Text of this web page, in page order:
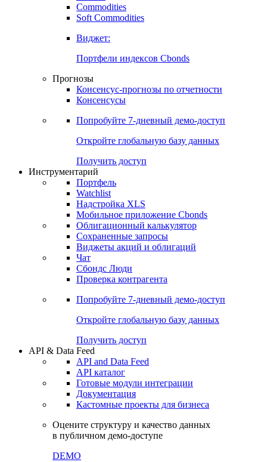
Commodities
Золото
Бензин
Soft Commodities
Виджет:
Портфели индексов Cbonds
Прогнозы
Консенсусы
Попробуйте7-дневный
Откройте глобальную базу данных
Получить доступ
Инструментарий
Портфель
Watchlist
Надстройка XLS
Мобильное приложение Cbonds
Облигационный калькулятор
Сохраненные запросы
Чат
Проверка контрагента
Попробуйте7-дневный
Откройте глобальную базу данных
Получить доступ
API & Data Feed
API and Data Feed
Готовые модули интеграции
Документация